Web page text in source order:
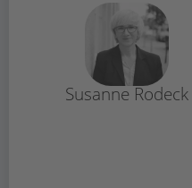
Susanne Rodeck